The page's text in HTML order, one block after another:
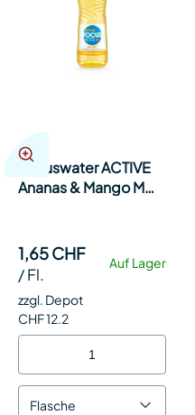
Focuswater ACTIVE
Ananas & Mango MW
Auf Lager
1,65 CHF
/Fl.
zzgl. Depot
CHF 12.2
Flasche